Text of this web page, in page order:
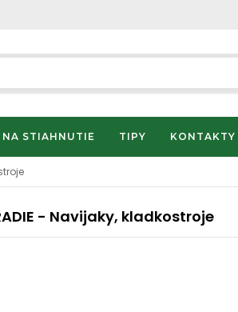
NA STIAHNUTIE TIPY KONTAKTY
- Navijaky, kladkostroje